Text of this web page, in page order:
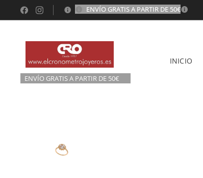
ENVÍO GRATIS A PARTIR DE 50€
ENVÍO GRATIS A PARTIR DE 50€💫
INICIO